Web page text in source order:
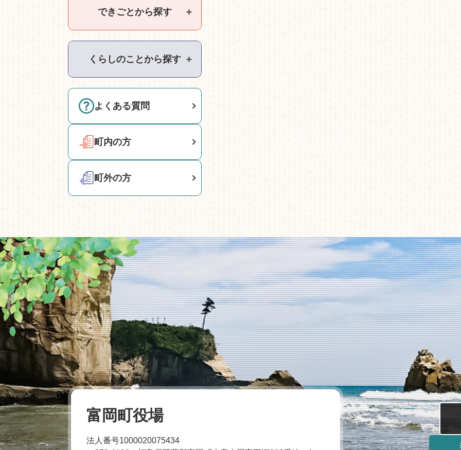
できごとから探す ＋
くらしのことから探す ＋
よくある質問
町内の方
町外の方
富岡町役場
法人番号1000020075434